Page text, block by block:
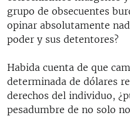
grupo de obsecuentes
opinar absolutamente
poder y sus detentores?
Habida cuenta de que
determinada de dólares
derechos del individuo,
pesadumbre de no solo